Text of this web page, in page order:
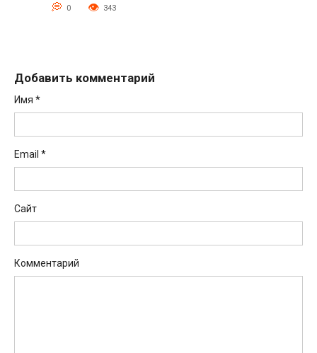
0 343
Добавить комментарий
Имя *
Email *
Сайт
Комментарий